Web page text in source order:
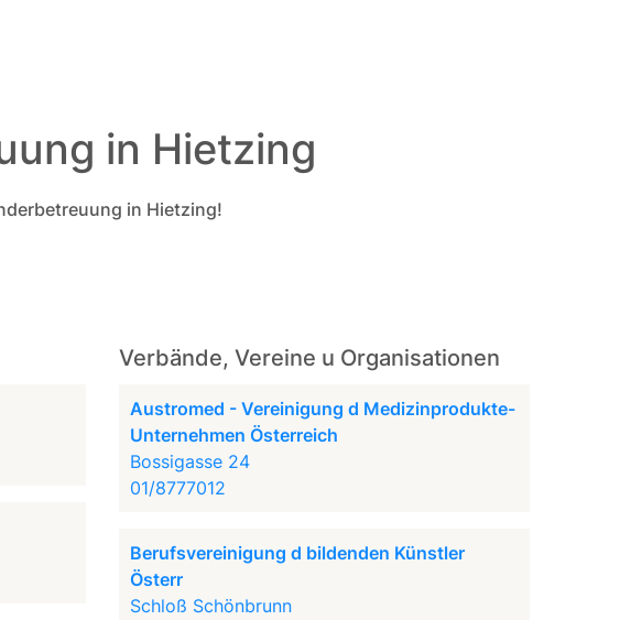
in Hietzing
in Hietzing!
Verbände, Vereine u Organisationen
Austromed - Vereinigung d Medizinprodukte-
Unternehmen Österreich
Bossigasse 24
01/8777012
Berufsvereinigung d bildenden Künstler
Österr
Schloß Schönbrunn